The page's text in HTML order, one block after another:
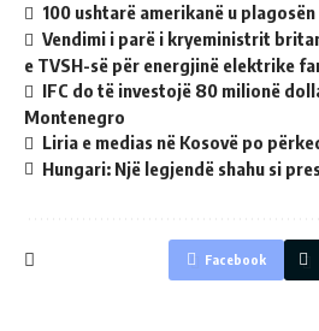
100 ushtarë amerikanë u
Vendimi i parë i kryeministrit
e TVSH-së për energjinë elektrike
IFC do të investojë 80 milionë
Montenegro
Liria e medias në Kosovë po
Hungari: Një legjendë shahu si
Facebook